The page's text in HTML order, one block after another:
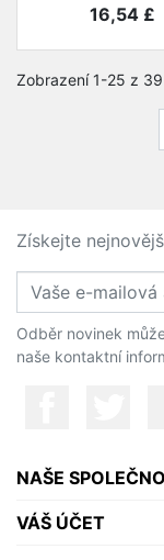
Cena
16,54 £
Zobrazení 1-25 z
Získejte
Odběr novinek
naše kontaktní
NAŠE
VÁŠ ÚČET